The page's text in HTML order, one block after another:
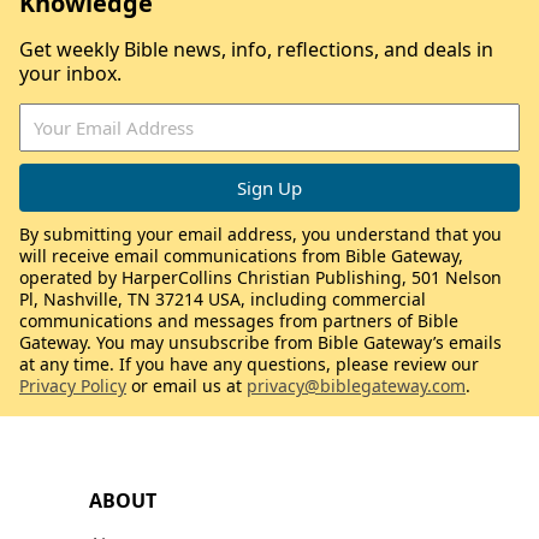
ABOUT
Get weekly Bible news, info, reflections, and deals in
your inbox.
By submitting your email address, you understand that you
will receive email communications from Bible Gateway,
operated by HarperCollins Christian Publishing, 501 Nelson
Pl, Nashville, TN 37214 USA, including commercial
communications and messages from partners of Bible
Gateway. You may unsubscribe from Bible Gateway’s emails
at any time. If you have any questions, please review our
Privacy Policy or email us at privacy@biblegateway.com.